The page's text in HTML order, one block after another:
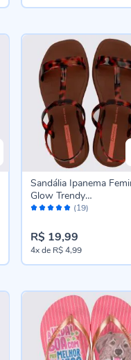
Avaliação: (19)
Sandália Ipanema
Glow Trendy
Marrom/Tartaruga/
R$ 19,99
4xde R$ 4,99